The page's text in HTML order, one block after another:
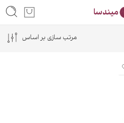
مرتب سازی بر اساس